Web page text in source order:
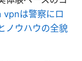
vpnは警察にロ
ノウハウの全貌